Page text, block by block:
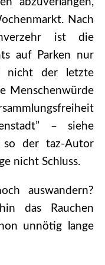
abzuverlangen,
Nach
ist die
auf Parken nur
nicht der letzte
Menschenwürde
– siehe
so der taz-Autor
nicht Schluss.
auswandern?
das Rauchen
unnötig lange